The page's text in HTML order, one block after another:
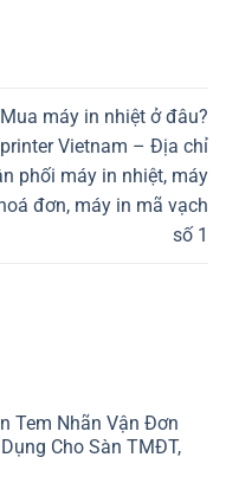
Mua máy in nhiệt ở đâu?
Vietnam – Địa chỉ
phối máy in nhiệt, máy
đơn, máy in mã vạch
số 1
Tem Nhãn Vận Đơn
Cho Sàn TMĐT,